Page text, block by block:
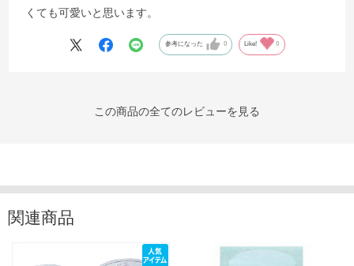
くても可愛いと思います。
参考になった 0 Like! 0
この商品の全てのレビューを見る
関連商品